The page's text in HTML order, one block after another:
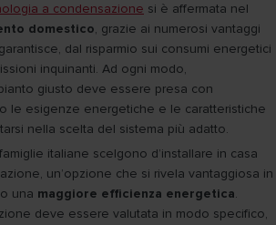
a condensazione si è affermata nel
domestico, grazie ai numerosi vantaggi
dal risparmio sui consumi energetici
inquinanti. Ad ogni modo,
giusto deve essere presa con
le esigenze energetiche e le caratteristiche
nella scelta del sistema più adatto.
italiane scelgono d’installare in casa
un’opzione che si rivela vantaggiosa in
una maggiore efficienza energetica.
deve essere valutata in modo specifico,